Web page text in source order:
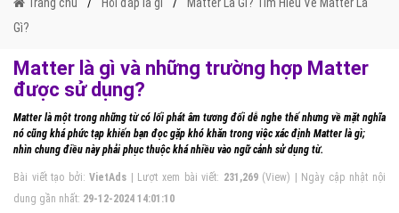
Gì?
Matter là gì và những trường hợp Matter
được sử dụng?
Matter là một trong những từ có lối phát âm tương đối dễ nghe thế nhưng về mặt nghĩa
nó cũng khá phức tạp khiến bạn đọc gặp khó khăn trong việc xác định Matter là gì;
nhìn chung điều này phải phục thuộc khá nhiều vào ngữ cảnh sử dụng từ.
Bài viết tạo bởi:VietAds | Lượt xem bài viết: 231,269(View) | Ngày cập nhật nội
dung gần nhất: 29-12-2024 14:01:10